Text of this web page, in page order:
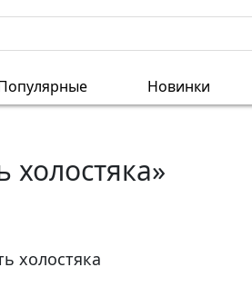
Новинки
холостяка»
холостяка